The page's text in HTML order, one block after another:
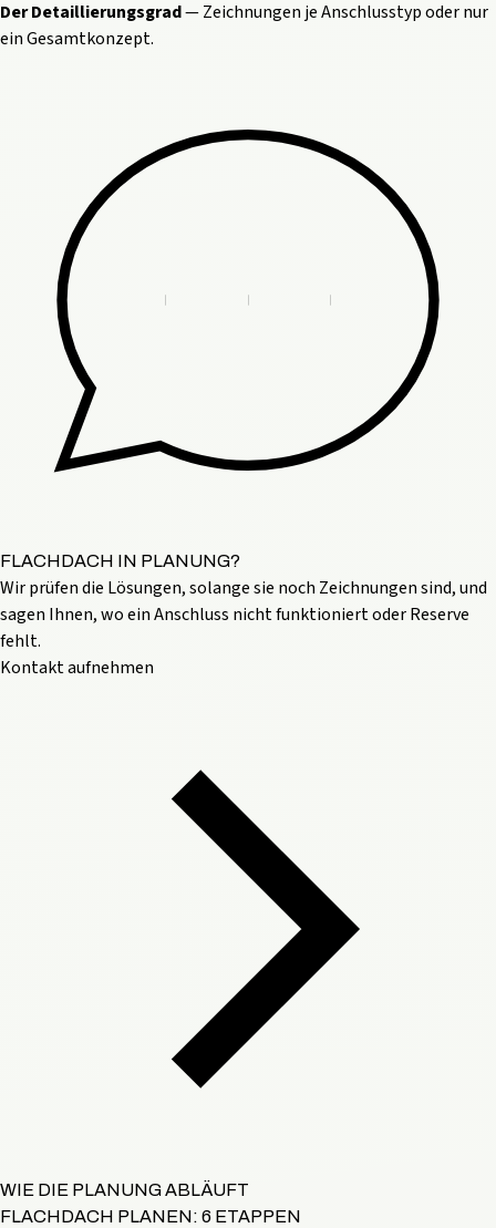
Der Detaillierungsgrad— Zeichnungen je Anschlusstyp oder nur
ein Gesamtkonzept.
FLACHDACH IN PLANUNG?
Wir prüfen die Lösungen, solange sie noch Zeichnungen sind, und
sagen Ihnen, wo ein Anschluss nicht funktioniert oder Reserve
fehlt.
Kontakt aufnehmen
WIE DIE PLANUNG ABLÄUFT
FLACHDACH PLANEN: 6 ETAPPEN